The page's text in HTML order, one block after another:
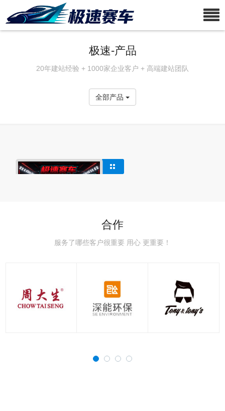
极速-产品
20年建站经验 + 1000家企业客户 + 高端建站团队
全部产品
见误区，避开90%的
力学，读懂速度背后的
统科普，稳住极速的核
识点，决定圈速与安全
道详解，车友刷圈打卡
民用跑车的核心区别解
合作
服务了哪些客户很重要 用心 更重要！